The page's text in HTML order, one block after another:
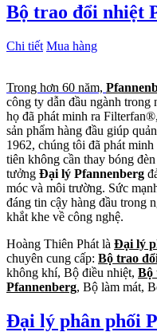
Bộ trao đổi nhiệt
Chi tiết Mua hàng
Trong hơn 60 năm,
công ty dẫn đầu ngành trong
họ đã phát minh ra
sản phẩm hàng đầu giúp
1962, chúng tôi đã phát
tiên không cần thay bóng
tưởng Đại lý Pfannenberg
móc và môi trường. Sức
đáng tin cậy hàng đầu trong
khắt khe về công nghệ.
Hoàng Thiên Phát là Đại lý
chuyên cung cấp: Bộ trao
không khí, Bộ điều nhiệt, Bộ
Pfannenberg, Bộ làm mát,
Đại lý phân phối